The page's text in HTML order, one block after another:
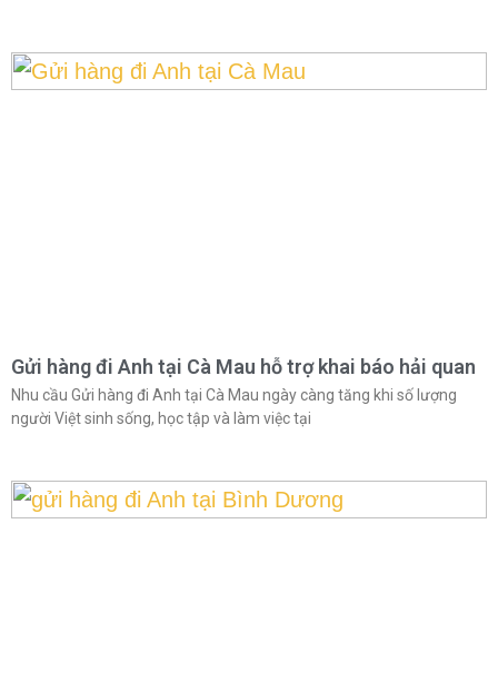
Gửi hàng đi Anh tại Cà Mau hỗ trợ khai báo hải quan
Nhu cầu Gửi hàng đi Anh tại Cà Mau ngày càng tăng khi số lượng
người Việt sinh sống, học tập và làm việc tại